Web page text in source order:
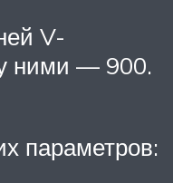
V-
ними — 900.
параметров: